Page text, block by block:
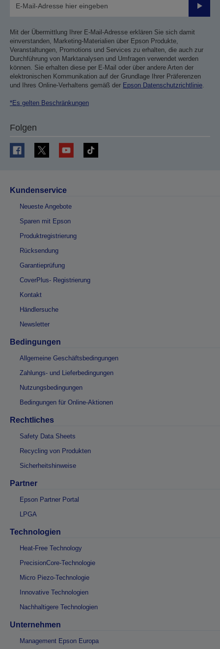
Mit der Übermittlung Ihrer E-Mail-Adresse erklären Sie sich damit
einverstanden, Marketing-Materialien über Epson Produkte,
Veranstaltungen, Promotions und Services zu erhalten, die auch zur
Durchführung von Marktanalysen und Umfragen verwendet werden
können. Sie erhalten diese per E-Mail oder über andere Arten der
elektronischen Kommunikation auf der Grundlage Ihrer Präferenzen
und Ihres Online-Verhaltens gemäß der Epson Datenschutzrichtlinie
*Es gelten Beschränkungen
Folgen
Kundenservice
Neueste Angebote
Sparen mit Epson
Produktregistrierung
Rücksendung
Garantieprüfung
CoverPlus- Registrierung
Kontakt
Händlersuche
Newsletter
Bedingungen
Allgemeine Geschäftsbedingungen
Zahlungs- und Lieferbedingungen
Nutzungsbedingungen
Bedingungen für Online-Aktionen
Rechtliches
Safety Data Sheets
Recycling von Produkten
Sicherheitshinweise
Partner
Epson Partner Portal
LPGA
Technologien
Heat-Free Technology
PrecisionCore-Technologie
Micro Piezo-Technologie
Innovative Technologien
Nachhaltigere Technologien
Unternehmen
Management Epson Europa